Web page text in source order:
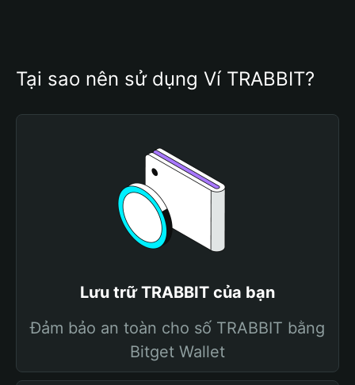
Tại sao nên sử dụng Ví TRABBIT?
Lưu trữ TRABBIT của bạn
Đảm bảo an toàn cho số TRABBIT bằng
Bitget Wallet